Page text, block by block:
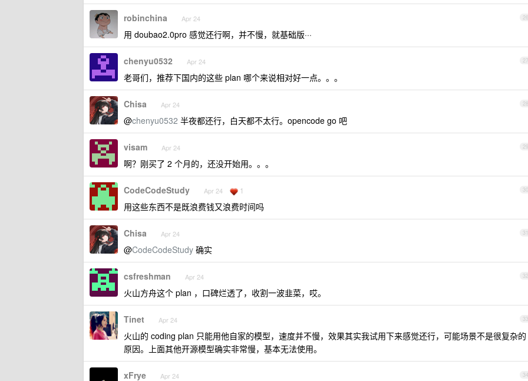
26
robinchina Apr 24
用 doubao2.0pro 感觉还行啊，并不慢，就基础版···
27
chenyu0532 Apr 24
老哥们，推荐下国内的这些 plan 哪个来说相对好一点。。。
28
Chisa Apr 24
@chenyu0532 半夜都还行，白天都不太行。opencode go 吧
29
visam Apr 24
啊？刚买了 2 个月的，还没开始用。。。
30
CodeCodeStudy Apr 24 1
用这些东西不是既浪费钱又浪费时间吗
31
Chisa Apr 24
@CodeCodeStudy 确实
32
csfreshman Apr 24
火山方舟这个 plan ，口碑烂透了，收割一波韭菜，哎。
33
Tinet Apr 24
火山的 coding plan 只能用他自家的模型，速度并不慢，效果其实我试用下来感觉还行，可能场景不是很复杂的
原因。上面其他开源模型确实非常慢，基本无法使用。
34
xFrye Apr 24